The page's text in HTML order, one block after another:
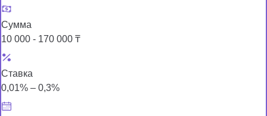
Сумма
10 000 - 170 000 ₸
Ставка
0,01% – 0,3%